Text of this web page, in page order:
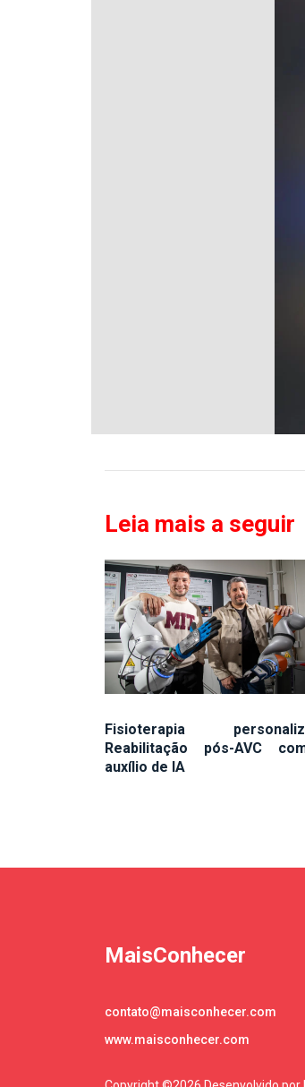
Leia mais a seguir
Fisioterapia
Reabilitação pós-AVC
auxílio de IA
MaisConhecer
contato@maisconhecer.com
www.maisconhecer.com